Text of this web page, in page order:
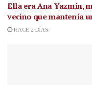
Ella era Ana Yazmín,
vecino que mantenía
HACE 2 DÍAS